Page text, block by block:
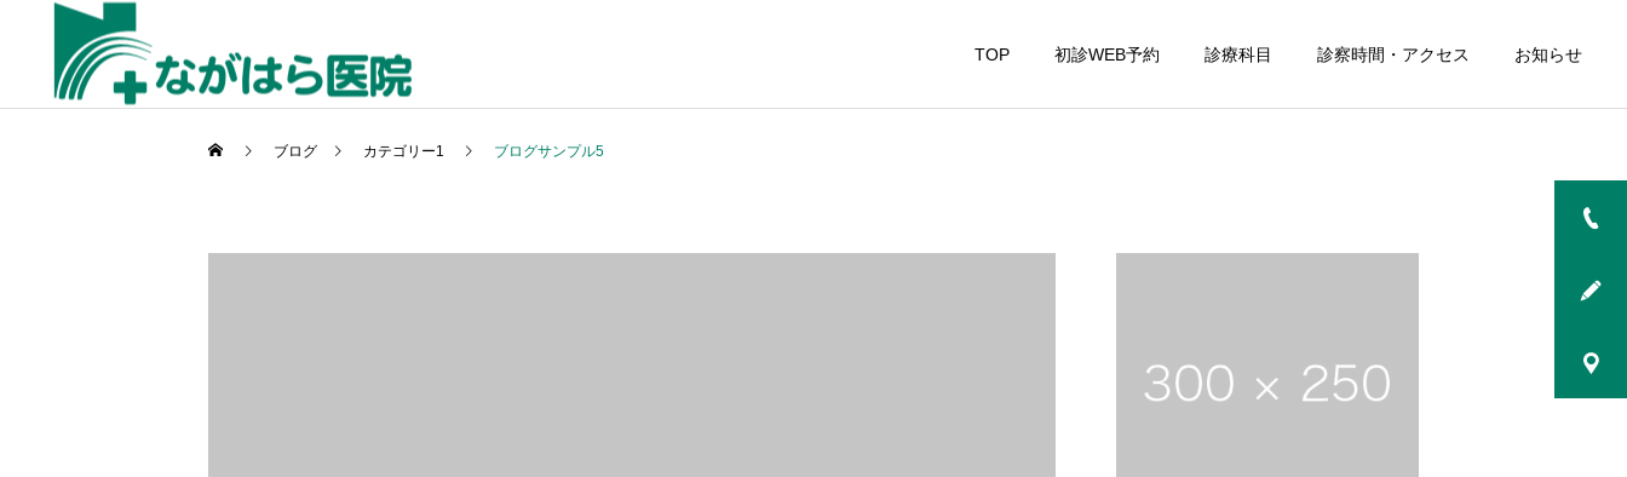
TOP 初診WEB予約 診療科目 診察時間・アクセス お知らせ
ブログ カテゴリー1 ブログサンプル5